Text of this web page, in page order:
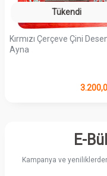
Tükendi
Kırmızı Çerçeve Çini
Ayna
E-
Kampanya ve